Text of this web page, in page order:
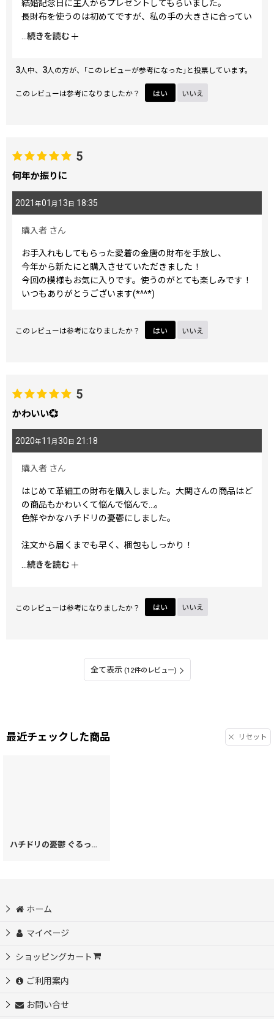
結婚記念日に主人からプレゼントしてもらいました。
長財布を使うのは初めてですが、私の手の大きさに合ってい
て、とても使いやすいです。
しっとり手に吸い付くような革の感触も、心地よいです。
緑色の財布を使うと縁起が良いと聞いたので、中身が緑色の
柄がとてもきれいで、手にするたびに幸せな気持ちになりま
観察しています。何回見ても飽きません。
続きを読む
3人中、 3人の方が、｢このレビューが参考になった｣と投票しています。
このレビューは参考になりましたか？ はい いいえ
5
何年か振りに
2021 年01 月 13 日 18:35
購入者 さん
お手入れもしてもらった愛着の金唐の財布を手放し、
今年から新たにと購入させていただきました！
今回の模様もお気に入りです。使うのがとても楽しみです！
いつもありがとうございます(*^^*)
このレビューは参考になりましたか？ はい いいえ
5
かわいい💞
2020年11 月30日 21:18
購入者 さん
はじめて革細工の財布を購入しました。大関さんの商品はど
の商品もかわいくて悩んで悩んで…。
色鮮やかなハチドリの憂鬱にしました。
注文から届くまでも早く、梱包もしっかり！
箱から開けると、写真よりも色鮮やかで、財布のポケットも
外の革がツルツルで、うっかり落としてしまいそう。
大切に大切に使わせていただきます。
続きを読む
このレビューは参考になりましたか？ はい いいえ
全て表示 (12件のレビュー)
最近チェックした商品 リセット
ハチドリの憂鬱 ぐるっとファスナーの長財布［t］
ホーム
マイページ
ショッピングカート
ご利用案内
お問い合せ